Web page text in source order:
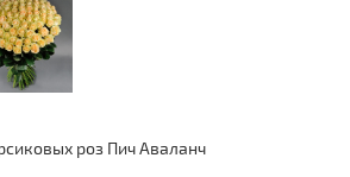
роз Пич Аваланч